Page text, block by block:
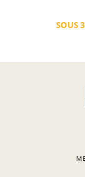
SOUS